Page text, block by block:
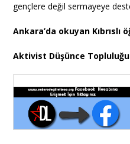
gençlere değil sermayeye
Ankara’da okuyan Kıbrıslı
Aktivist Düşünce Topluluğu